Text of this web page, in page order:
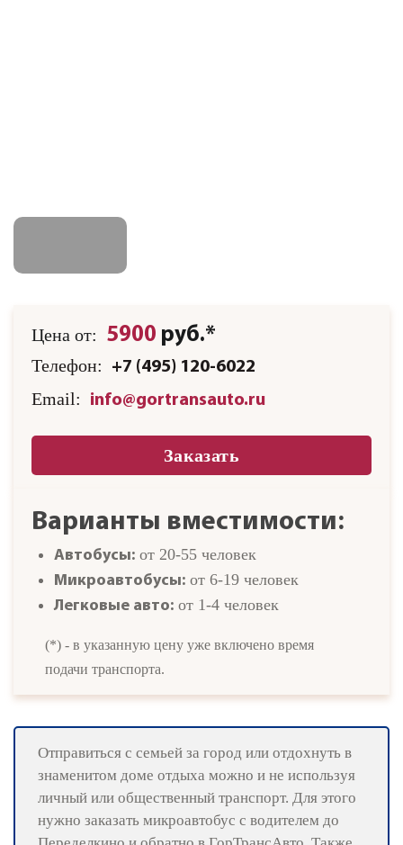
Цена от: 5900 руб.*
Телефон: +7 (495) 120-6022
Email: info@gortransauto.ru
Заказать
Варианты вместимости:
Автобусы: от 20-55 человек
Микроавтобусы: от 6-19 человек
Легковые авто: от 1-4 человек
(*) - в указанную цену уже включено время
подачи транспорта.
Отправиться с семьей за город или отдохнуть в
знаменитом доме отдыха можно и не используя
личный или общественный транспорт. Для этого
нужно заказать микроавтобус с водителем до